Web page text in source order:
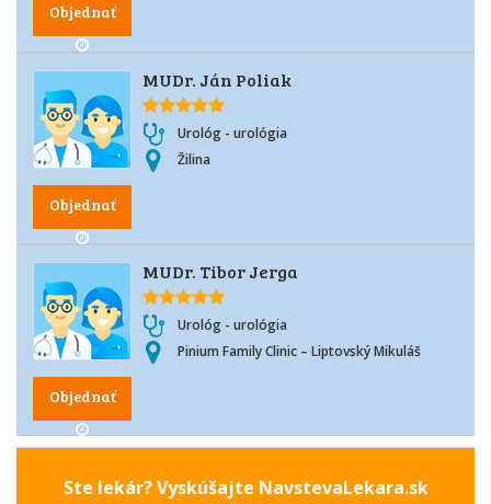
Objednať
Objednať
MUDr. Ján Poliak
Urológ - urológia
Žilina
Objednať
MUDr. Tibor Jerga
Urológ - urológia
Pinium Family Clinic – Liptovský Mikuláš
Ste lekár? Vyskúšajte NavstevaLekara.sk